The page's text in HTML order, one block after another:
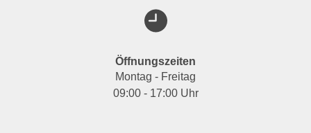
Öffnungszeiten
Montag - Freitag
09:00 - 17:00 Uhr